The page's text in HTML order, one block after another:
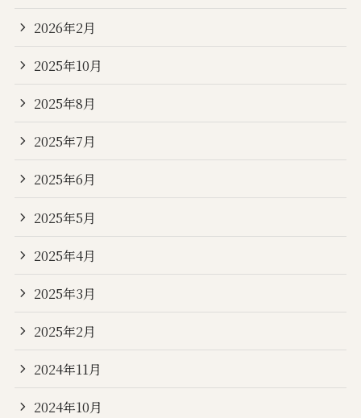
2026年2月
2025年10月
2025年8月
2025年7月
2025年6月
2025年5月
2025年4月
2025年3月
2025年2月
2024年11月
2024年10月